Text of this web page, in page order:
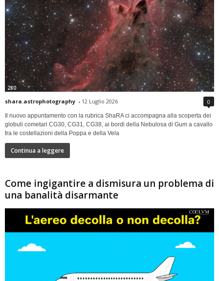
280
shara.astrophotography - 12 Luglio 2026 0
Il nuovo appuntamento con la rubrica ShaRA ci accompagna alla scoperta dei
globuli cometari CG30, CG31, CG38, ai bordi della Nebulosa di Gum a cavallo
tra le costellazioni della Poppa e della Vela
Continua a leggere
Come ingigantire a dismisura un problema di
una banalità disarmante